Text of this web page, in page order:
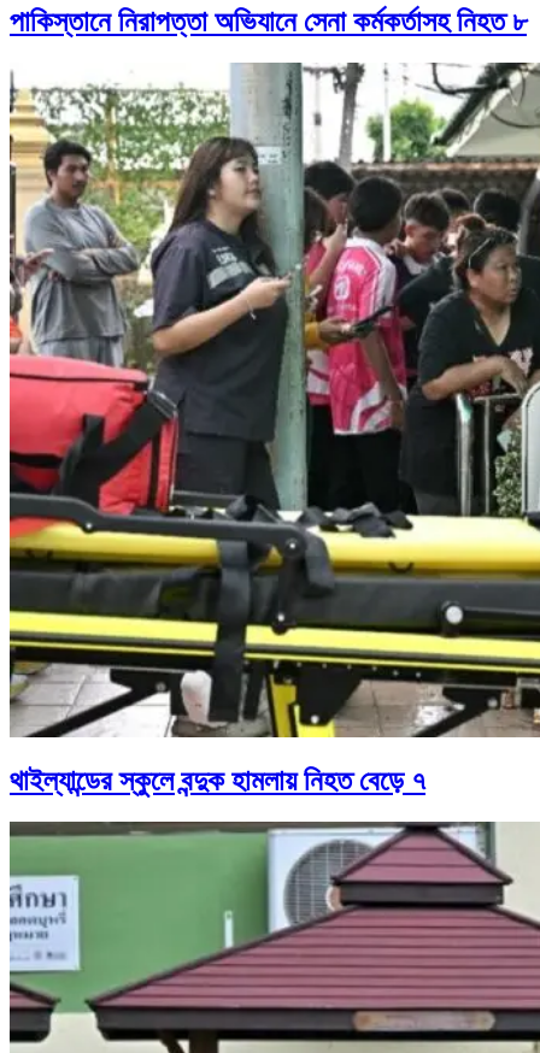
পাকিস্তানে নিরাপত্তা অভিযানে সেনা কর্মকর্তাসহ নিহত ৮
থাইল্যান্ডের স্কুলে বন্দুক হামলায় নিহত বেড়ে ৭